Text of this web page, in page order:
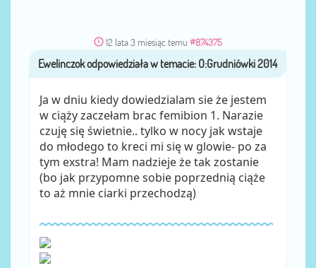
12 lata 3 miesiąc temu #874375
przezEwelinczok
Ja w dniu kiedy dowiedzialam sie że jestem
w ciąży zaczełam brac femibion 1. Narazie
czuję się świetnie.. tylko w nocy jak wstaje
do młodego to kreci mi się w glowie- po za
tym exstra! Mam nadzieje że tak zostanie
(bo jak przypomne sobie poprzednią ciąże
to aż mnie ciarki przechodzą)